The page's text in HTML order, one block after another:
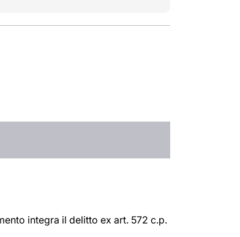
integra il delitto ex art. 572 c.p.